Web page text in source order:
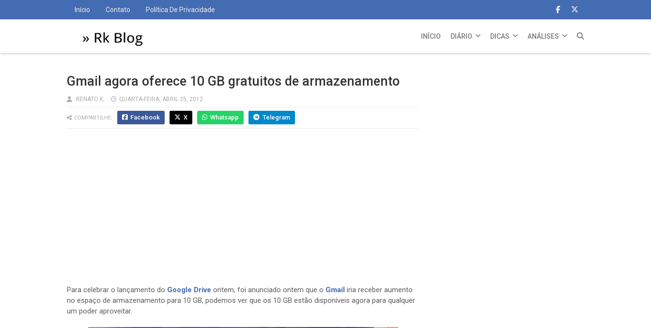
Início Contato Política De Privacidade
INÍCIO DIÁRIO DICAS ANÁLISES
Gmail agora oferece 10 GB gratuitos de armazenamento
RENATO K. QUARTA-FEIRA, ABRIL 25, 2012
COMPARTILHE: Facebook X Whatsapp Telegram
Para celebrar o lançamento do Google Drive ontem, foi anunciado ontem que o Gmail iria receber aumento
no espaço de armazenamento para 10 GB, podemos ver que os 10 GB estão disponíveis agora para qualquer
um poder aproveitar.